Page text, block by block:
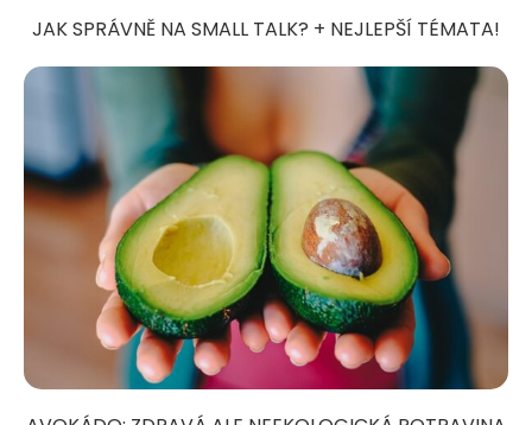
JAK SPRÁVNĚ NA SMALL TALK? + NEJLEPŠÍ TÉMATA!